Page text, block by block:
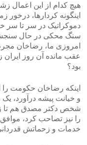
هیچ کدام از این اعمال
اینگونه کردارها، درخور
دموکراتیک در سر تا سر
سنگ محکی در حال
امروزی ما، رضاخان
عقب مانده آن روز ایران
بود؟
اینکه رضاخان حکومت
و خیانت پیشه درآورد، یک
شخص دکتر مصدق هم تا
را نیز تصاحب کرد، موافق
خدمات و زحماتش